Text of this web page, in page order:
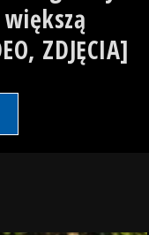
ZDJĘCIA]